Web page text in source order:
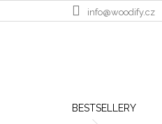
info@woodify.cz
BESTSELLERY